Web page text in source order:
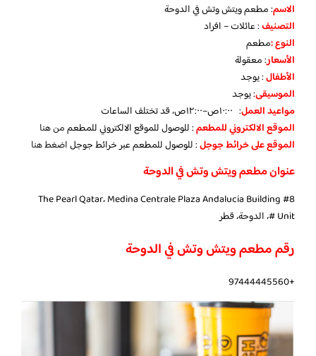
الاسم: مطعم ويتش وتش في الدوحة
التصنيف: عائلات – افراد
النوع :مطعم
الأسعار:معقولة
الأطفال:يوجد
الموسيقى:يوجد
مواعيد العمل: ١٠:٠٠ص–١٢:٠٠ص، قد تختلف الساعات
الموقع الالكتروني للمطعم: للوصول للموقع الالكتروني للمطعممن هنا
الموقع على خرائط جوجل: للوصول للمطعم عبر خرائط جوجلاضغط هنا
عنوان مطعم ويتش وتش في الدوحة
The Pearl Qatar، Medina Centrale Plaza Andalucia Building #8
Unit #، الدوحة، قطر
رقم مطعم ويتش وتش في الدوحة
+97444445560